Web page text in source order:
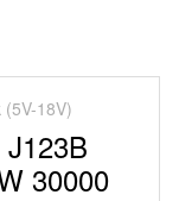
(5V-18V)
30000